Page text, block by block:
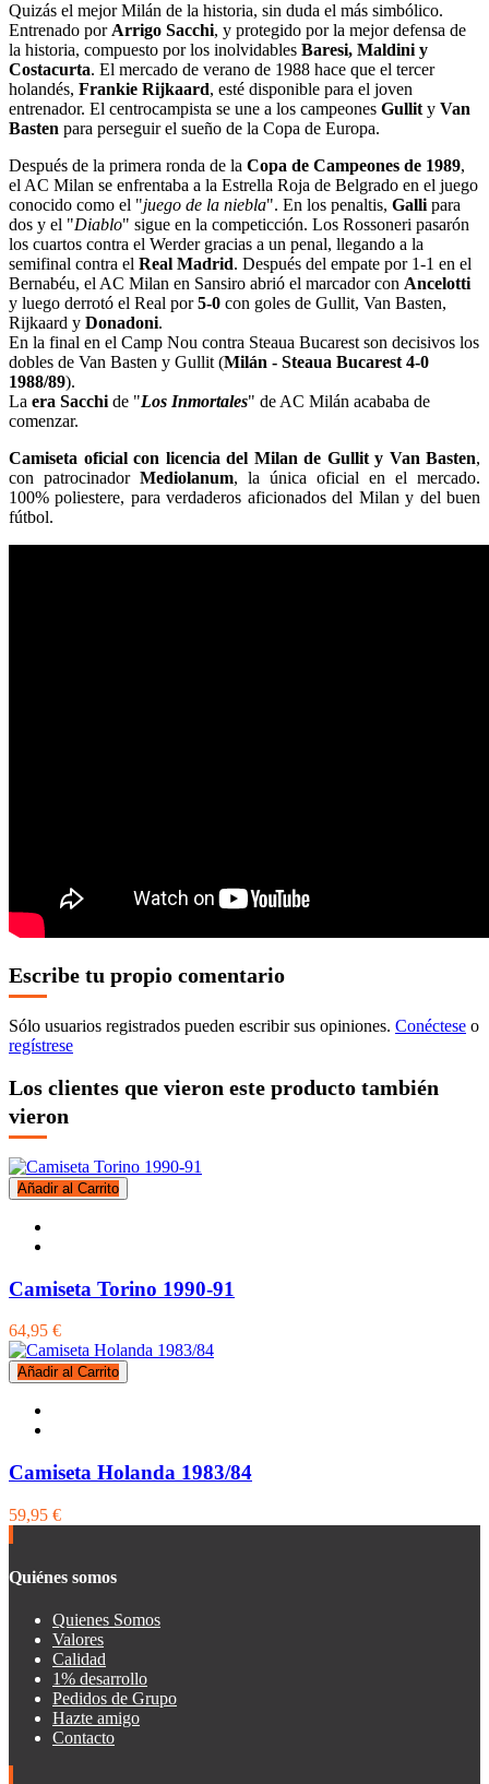
Quizás el mejor Milán de la historia, sin duda el más simbólico.
Entrenado porArrigo Sacchi, y protegido por la mejor defensa de
la historia, compuesto por los inolvidables Baresi, Maldini y
Costacurta. El mercado de verano de 1988 hace que el tercer
holandés, Frankie Rijkaard, esté disponible para el joven
entrenador. El centrocampista se une a los campeones Gullity Van
Basten para perseguir el sueño de la Copa de Europa.
Después de la primera ronda de la Copa de Campeones de 1989,
el AC Milan se enfrentaba a la Estrella Roja de Belgrado en el juego
conocido como el "juego de la niebla". En los penaltis, Gallipara
dos y el "Diablo" sigue en la competicción. Los Rossoneri pasarón
los cuartos contra el Werder gracias a un penal, llegando a la
semifinal contra el Real Madrid. Después del empate por 1-1 en el
Bernabéu, el AC Milan en Sansiro abrió el marcador con Ancelotti
y luego derrotó el Real por5-0 con goles de Gullit, Van Basten,
Rijkaard y Donadoni.
En la final en el Camp Nou contra Steaua Bucarest son decisivos los
dobles de Van Basten y Gullit (Milán - Steaua Bucarest 4-0
1988/89).
La era Sacchide "Los Inmortales" de AC Milán acababa de
comenzar.
Camiseta oficial con licencia del Milan de Gullit y Van Basten,
con patrocinador Mediolanum, la única oficial en el mercado.
100% poliestere, para verdaderos aficionados del Milan y del buen
fútbol.
Escribe tu propio comentario
Sólo usuarios registrados pueden escribir sus opiniones. Conéctese o
regístrese
Los clientes que vieron este producto también
vieron
Añadir al Carrito
Camiseta Torino 1990-91
64,95 €
Añadir al Carrito
Camiseta Holanda 1983/84
59,95 €
Quiénes somos
Quienes Somos
Valores
Calidad
1% desarrollo
Pedidos de Grupo
Hazte amigo
Contacto